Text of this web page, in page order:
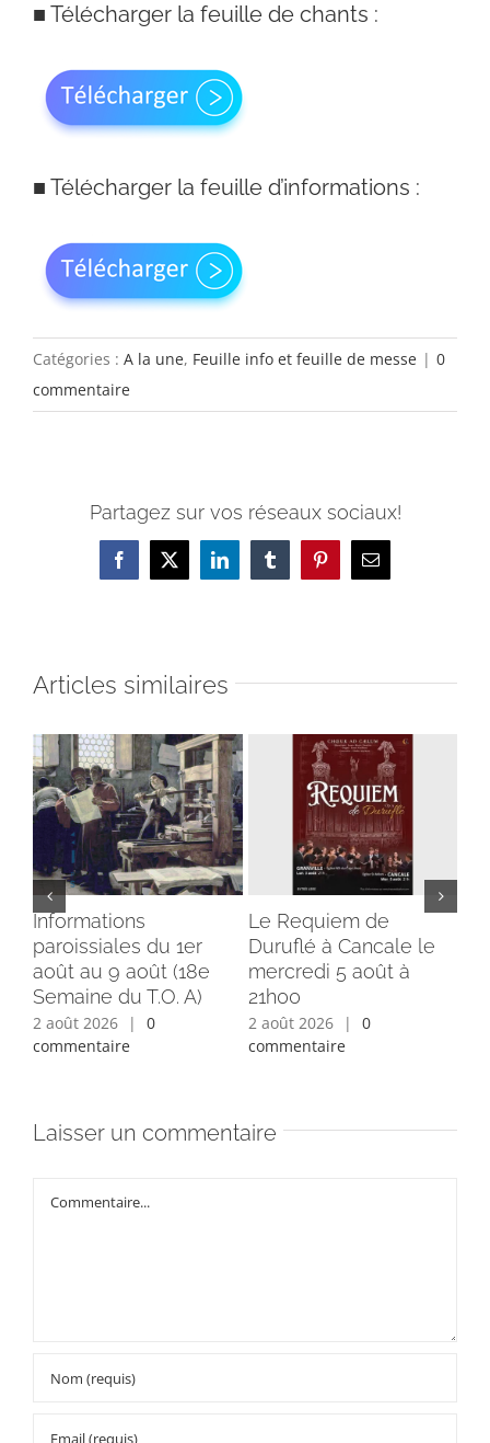
■ Télécharger la feuille de chants :
■ Télécharger la feuille d’informations :
Catégories : A la une, Feuille info et feuille de messe | 0
commentaire
Partagez sur vos réseaux sociaux!
Facebook
X LinkedInTumblrPinterestEmail
Articles similaires
Informations
paroissiales du 1er
août au 9 août (18e
Semaine du T.O. A)
2 août 2026 |
0
commentaire
Le Requiem de
Duruflé à Cancale le
mercredi 5 août à
21h00
2 août 2026 |
0
commentaire
Laisser un commentaire
Commentaire